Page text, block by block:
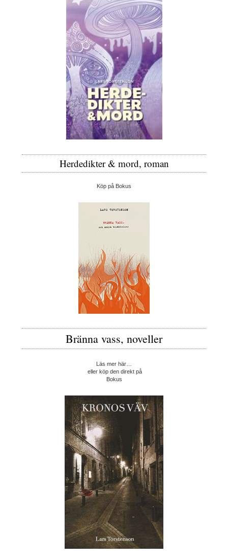
Herdedikter & mord, roman
Köp på Bokus
Bränna vass, noveller
Läs mer här…
eller köp den direkt på
Bokus